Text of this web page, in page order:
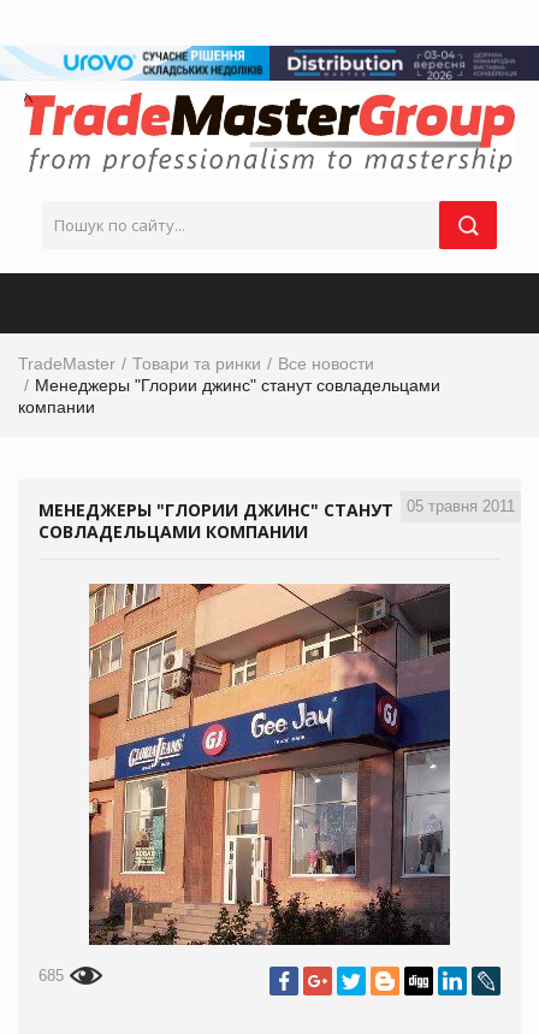
TradeMaster Товари та ринки
Все новости
Менеджеры "Глории джинс" станут совладельцами
компании
05 травня 2011
МЕНЕДЖЕРЫ "ГЛОРИИ ДЖИНС" СТАНУТ
СОВЛАДЕЛЬЦАМИ КОМПАНИИ
685